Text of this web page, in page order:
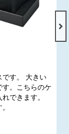
です。 大きい
。こちらのケ
できます。